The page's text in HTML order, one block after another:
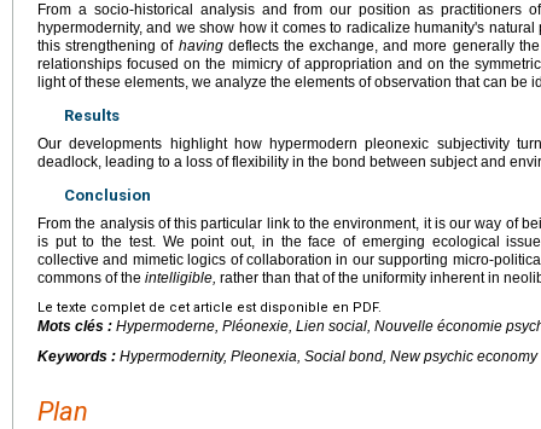
From a socio-historical analysis and from our position as practitioners
hypermodernity, and we show how it comes to radicalize humanity's
this strengthening of havingdeflects the exchange, and more generally
relationships focused on the mimicry of appropriation and on the
light of these elements, we analyze the elements of observation that can be
Results
Our developments highlight how hypermodern pleonexic subjectivity
deadlock, leading to a loss of flexibility in the bond between subject and
Conclusion
From the analysis of this particular link to the environment, it is our way of
is put to the test. We point out, in the face of emerging ecological
collective and mimetic logics of collaboration in our supporting micro-
commons of the intelligible, rather than that of the uniformity inherent in
Le texte complet de cet article est disponible en PDF.
Mots clés : Hypermoderne, Pléonexie, Lien social, Nouvelle économie
Keywords : Hypermodernity, Pleonexia, Social bond, New psychic economy
Plan